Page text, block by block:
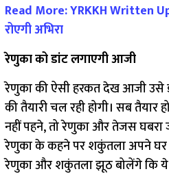
Read More: YRKKH Written
रोएगी अभिरा
रेणुका को डांट लगाएगी आजी
रेणुका की ऐसी हरकत देख आजी उसे
की तैयारी चल रही होगी। सब
नहीं पहने, तो रेणुका और तेजस घबरा
रेणुका के कहने पर शकुंतला अपने घर
रेणुका और शकुंतला झूठ बोलेंगे कि ये